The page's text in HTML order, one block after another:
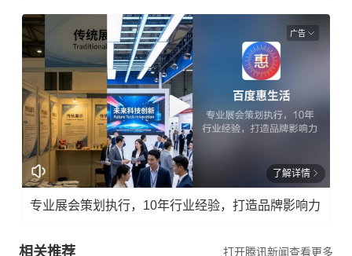
广告
了解详情
专业展会策划执行，10年行业经验，打造品牌影响力
相关推荐 打开腾讯新闻查看更多